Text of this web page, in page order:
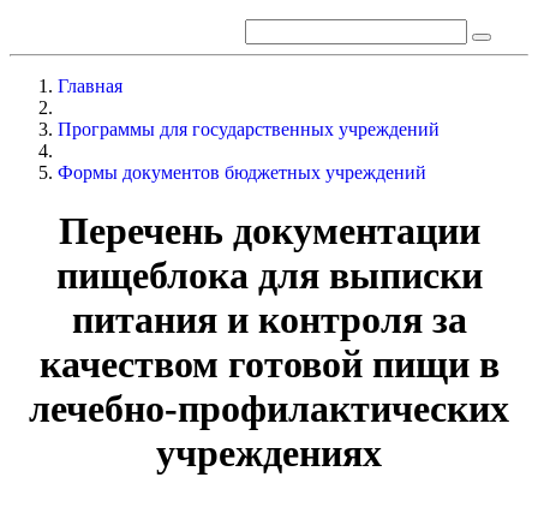
Главная
Программы для государственных учреждений
Формы документов бюджетных учреждений
Перечень документации
пищеблока для выписки
питания и контроля за
качеством готовой пищи в
лечебно-профилактических
учреждениях